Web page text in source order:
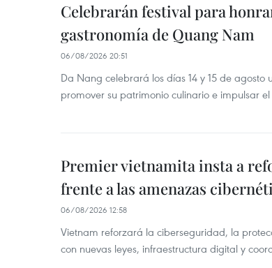
Celebrarán festival para
gastronomía de Quang Nam
06/08/2026 20:51
Da Nang celebrará los días 14 y 15 de
promover su patrimonio culinario e impulsar
Premier vietnamita insta a
frente a las amenazas
06/08/2026 12:58
Vietnam reforzará la ciberseguridad, la
con nuevas leyes, infraestructura digital y